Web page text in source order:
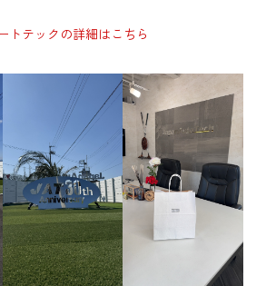
トテックの詳細はこちら